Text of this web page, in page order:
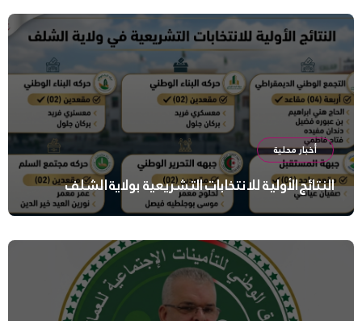
أخبار محلية
النتائج الأولية للانتخابات التشريعية بولاية الشلف